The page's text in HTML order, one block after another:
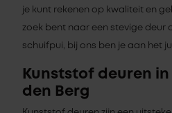
je kunt rekenen op kwaliteit en
zoek bent naar een stevige deur
schuifpui, bij ons ben je aan het
Kunststof deuren
den Berg